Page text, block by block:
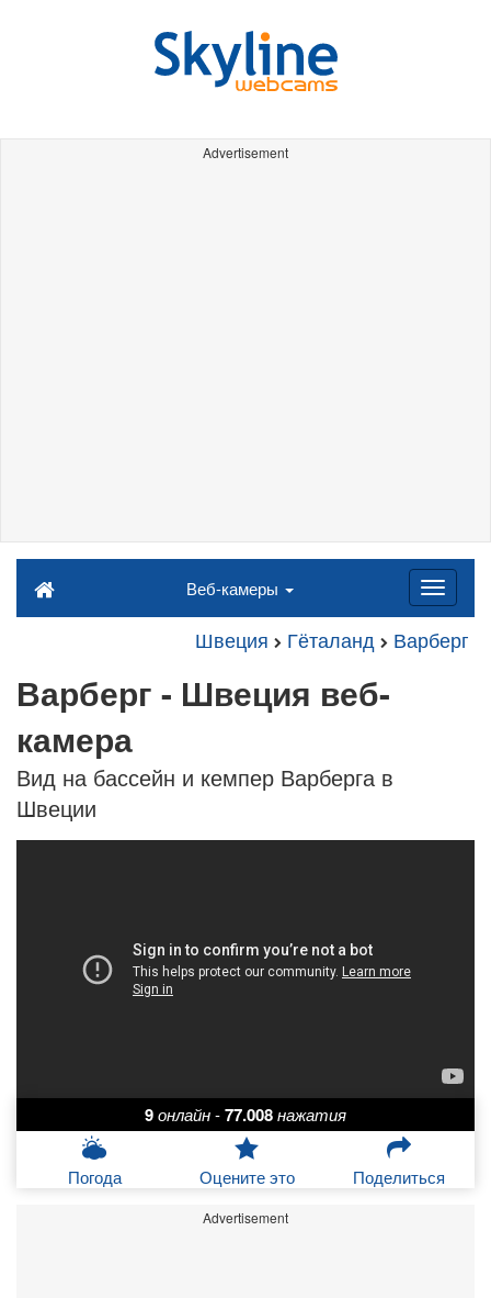
Advertisement
Веб-камеры
Швеция Гёталанд Варберг
Варберг - Швеция веб-
камера
Вид на бассейн и кемпер Варберга в
Швеции
9онлайн-77.008нажатия
Погода Оцените это Поделиться
Advertisement